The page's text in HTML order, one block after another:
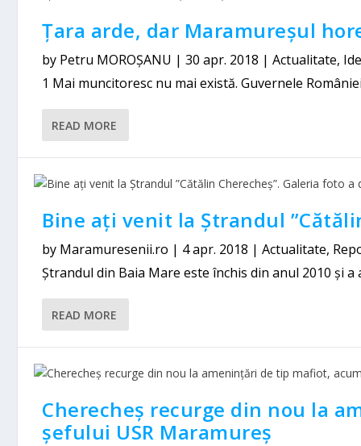
Țara arde, dar Maramureșul
by Petru MOROȘANU |30 apr. 2018 |Actualitate,
1 Mai muncitoresc nu mai există. Guvernele
READ MORE
Bine ați venit la Ștrandul
by Maramuresenii.ro | 4 apr. 2018 |Actualitate,
Ștrandul din Baia Mare este închis din anul 2010 și
READ MORE
Cherecheș recurge din nou la
șefului USR Maramureș